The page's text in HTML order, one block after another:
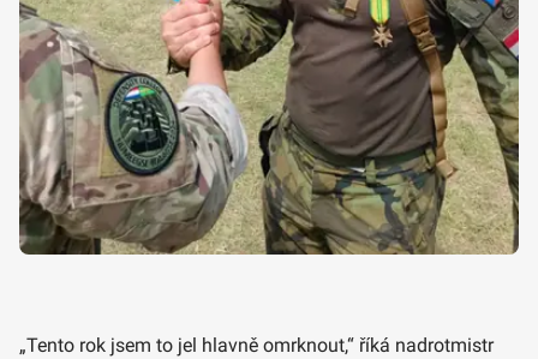
„Tento rok jsem to jel hlavně omrknout,“ říká nadrotmistr